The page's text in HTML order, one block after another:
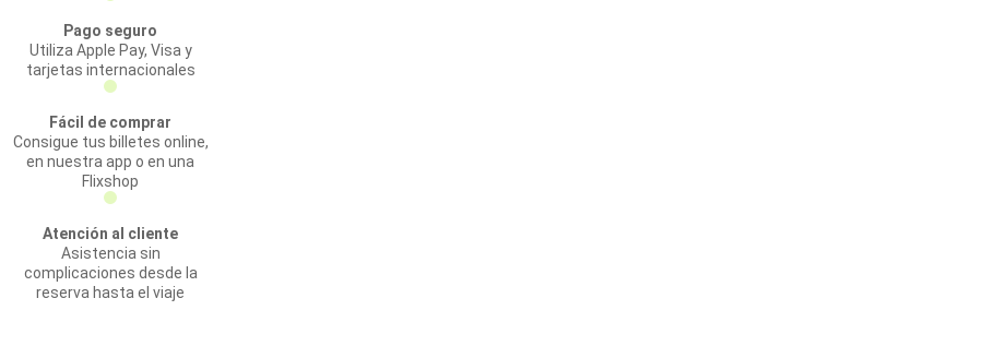
Pago seguro
Utiliza Apple Pay, Visa y
tarjetas internacionales
Fácil de comprar
Consigue tus billetes online,
en nuestra app o en una
Flixshop
Atención al cliente
Asistencia sin
complicaciones desde la
reserva hasta el viaje